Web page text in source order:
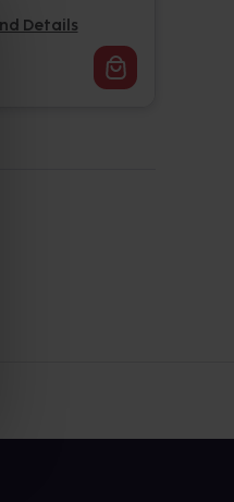
Details